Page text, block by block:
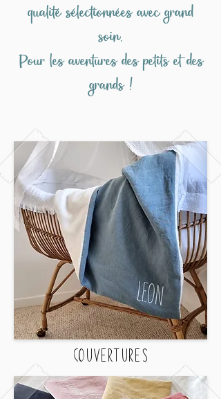
qualité sélectionnées avec grand
soin.
Pour les aventures des petits et des
grands !
COUVERTURES